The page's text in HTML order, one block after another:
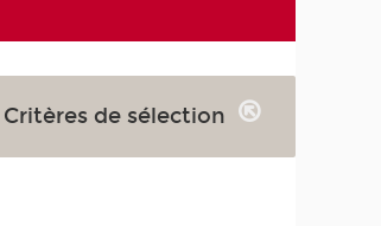
Critères de sélection